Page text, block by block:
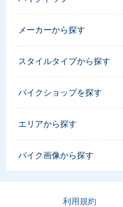
メーカーから探す
スタイルタイプから探す
バイクショップを探す
エリアから探す
バイク画像から探す
利用規約